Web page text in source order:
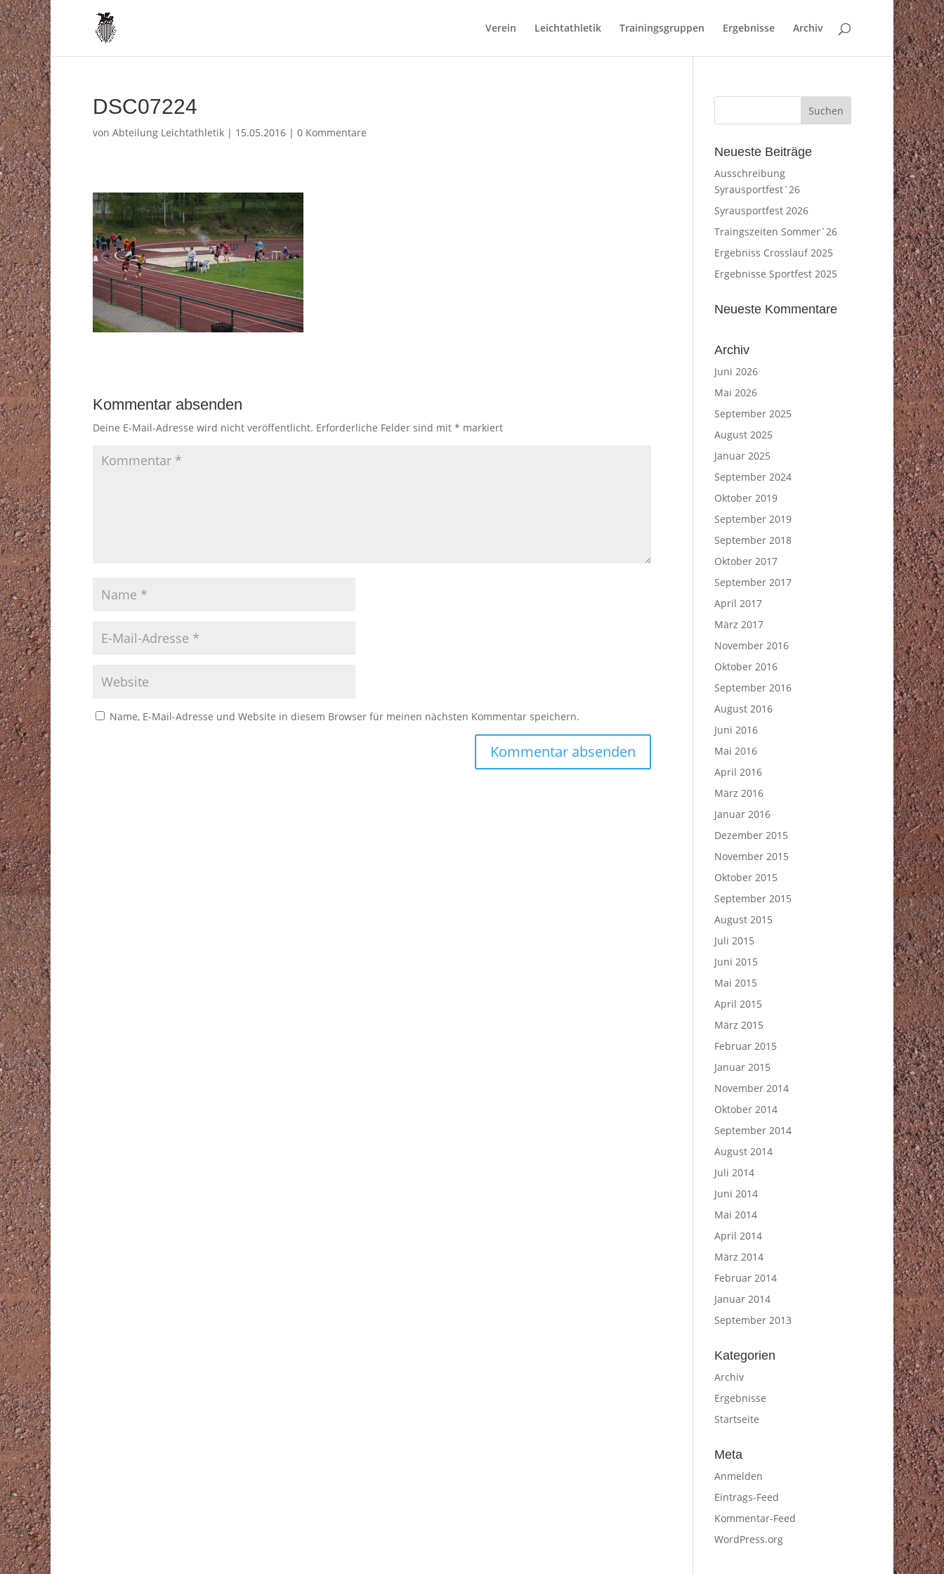
Verein Leichtathletik Trainingsgruppen Ergebnisse Archiv
DSC07224
von Abteilung Leichtathletik | 15.05.2016 | 0 Kommentare
Kommentar absenden
Deine E-Mail-Adresse wird nicht veröffentlicht. Erforderliche Felder sind mit * markiert
Name, E-Mail-Adresse und Website in diesem Browser für meinen nächsten Kommentar speichern.
Neueste Beiträge
Ausschreibung
Syrausportfest`26
Syrausportfest 2026
Traingszeiten Sommer`26
Ergebniss Crosslauf 2025
Ergebnisse Sportfest 2025
Neueste Kommentare
Archiv
Juni 2026
Mai 2026
September 2025
August 2025
Januar 2025
September 2024
Oktober 2019
September 2019
September 2018
Oktober 2017
September 2017
April 2017
März 2017
November 2016
Oktober 2016
September 2016
August 2016
Juni 2016
Mai 2016
April 2016
März 2016
Januar 2016
Dezember 2015
November 2015
Oktober 2015
September 2015
August 2015
Juli 2015
Juni 2015
Mai 2015
April 2015
März 2015
Februar 2015
Januar 2015
November 2014
Oktober 2014
September 2014
August 2014
Juli 2014
Juni 2014
Mai 2014
April 2014
März 2014
Februar 2014
Januar 2014
September 2013
Kategorien
Archiv
Ergebnisse
Startseite
Meta
Anmelden
Eintrags-Feed
Kommentar-Feed
WordPress.org